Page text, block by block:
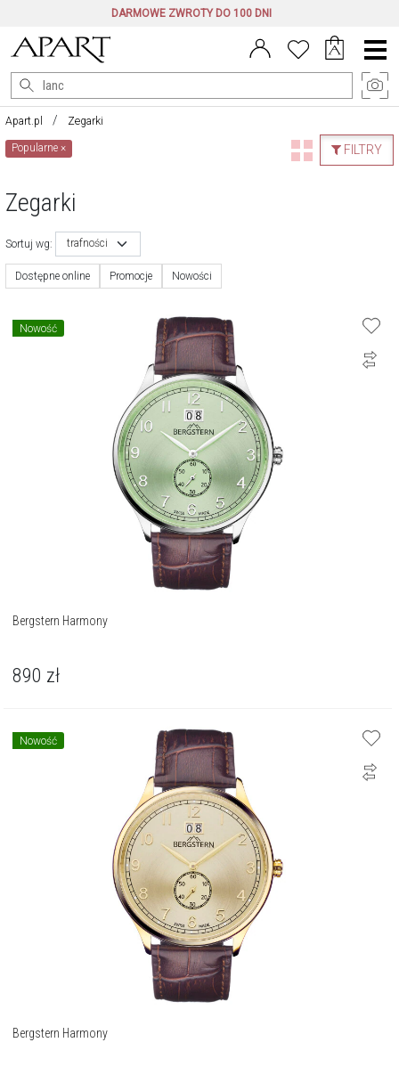
DARMOWE ZWROTY DO 100 DNI
Menu
główne
Apart.pl Zegarki
FILTRY
Popularne×
Zegarki
Sortuj wg: trafności
Dostępne online Promocje Nowości
Nowość
Bergstern Harmony
890 zł
Nowość
Bergstern Harmony